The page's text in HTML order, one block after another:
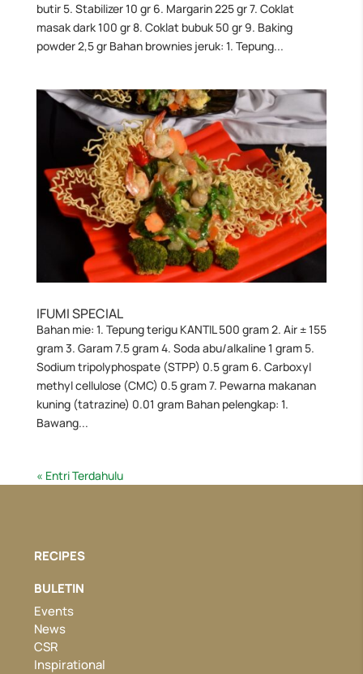
butir 5. Stabilizer 10 gr 6. Margarin 225 gr 7. Coklat
masak dark 100 gr 8. Coklat bubuk 50 gr 9. Baking
powder 2,5 gr Bahan brownies jeruk: 1. Tepung...
IFUMI SPECIAL
Bahan mie: 1. Tepung terigu KANTIL 500 gram 2. Air ± 155
gram 3. Garam 7.5 gram 4. Soda abu/alkaline 1 gram 5.
Sodium tripolyphospate (STPP) 0.5 gram 6. Carboxyl
methyl cellulose (CMC) 0.5 gram 7. Pewarna makanan
kuning (tatrazine) 0.01 gram Bahan pelengkap: 1.
Bawang...
« Entri Terdahulu
RECIPES
BULETIN
Events
News
CSR
Inspirational